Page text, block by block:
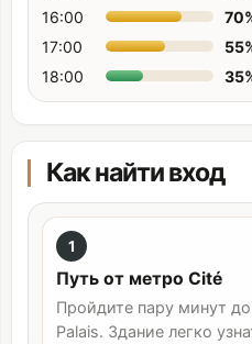
16:00
70
17:00
55
18:00
35
Как найти вход
1
Путь от метро Cité
Пройдите пару минут
Palais. Здание легко